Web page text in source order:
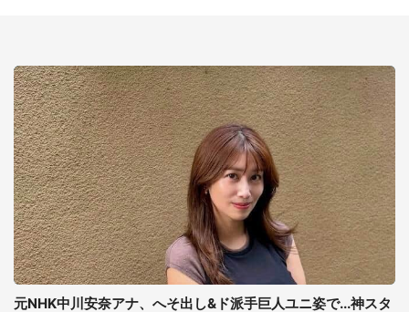
元NHK中川安奈アナ、へそ出し&ド派手巨人ユニ姿で...神スタ